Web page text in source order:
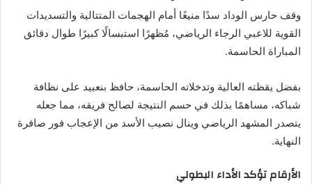
وقف حارس الوداد سدًا منيعًا أمام الهجمات المتتالية والتسديدات
القوية للاعبي الرجاء الرياضي، مُظهرًا استبسالًا كبيرًا طوال دقائق
المباراة الحاسمة.
بفضل يقظته العالية وتدخلاته الحاسمة، حافظ بنعبيد على نظافة
شباكه، مساهمًا بذلك في حسم النتيجة لصالح فريقه، مما جعله
يتصدر المشهد الرياضي وينال نصيب الأسد من الإعجاب فور صافرة
النهاية.
الأرقام تؤكد الأداء البطولي